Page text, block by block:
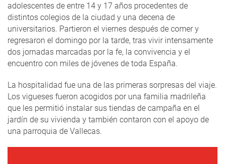
adolescentes de entre 14 y 17 años procedentes de
distintos colegios de la ciudad y una decena de
universitarios. Partieron el viernes después de comer y
regresaron el domingo por la tarde, tras vivir intensamente
dos jornadas marcadas por la fe, la convivencia y el
encuentro con miles de jóvenes de toda España.
La hospitalidad fue una de las primeras sorpresas del viaje.
Los vigueses fueron acogidos por una familia madrileña
que les permitió instalar sus tiendas de campaña en el
jardín de su vivienda y también contaron con el apoyo de
una parroquia de Vallecas.